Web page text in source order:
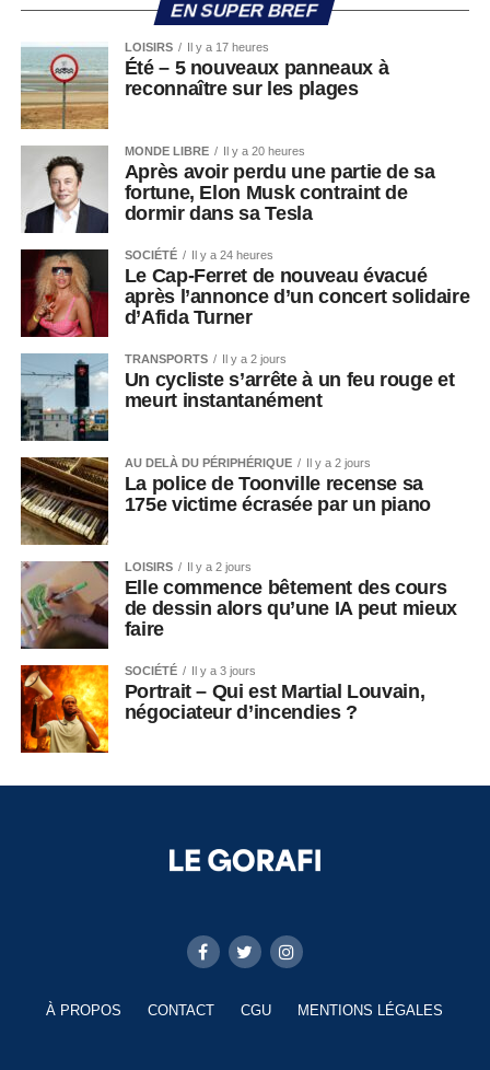
EN SUPER BREF
LOISIRS Il y a 17 heures
Été – 5 nouveaux panneaux à
reconnaître sur les plages
MONDE LIBRE Il y a 20 heures
Après avoir perdu une partie de sa
fortune, Elon Musk contraint de
dormir dans sa Tesla
SOCIÉTÉ Il y a 24 heures
Le Cap-Ferret de nouveau évacué
après l’annonce d’un concert solidaire
d’Afida Turner
TRANSPORTS Il y a 2 jours
Un cycliste s’arrête à un feu rouge et
meurt instantanément
AU DELÀ DU PÉRIPHÉRIQUE Il y a 2 jours
La police de Toonville recense sa
175e victime écrasée par un piano
LOISIRS Il y a 2 jours
Elle commence bêtement des cours
de dessin alors qu’une IA peut mieux
faire
SOCIÉTÉ Il y a 3 jours
Portrait – Qui est Martial Louvain,
négociateur d’incendies ?
À PROPOS CONTACT CGU MENTIONS LÉGALES